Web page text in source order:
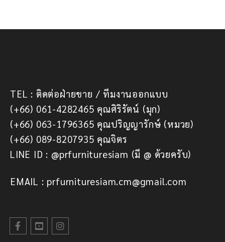
TEL : ติดต่อฝ่ายขาย / ทีมงานออกแบบ
(+66) 061-4282465 คุณศิริรัตน์ (มุก)
(+66) 063-1796365 คุณปริญญารักษ์ (หมวย)
(+66) 089-8207935 คุณจิตร
LINE ID : @prfurnituresiam (มี @ ด้วยครับ)
EMAIL : prfurnituresiam.cm@gmail.com